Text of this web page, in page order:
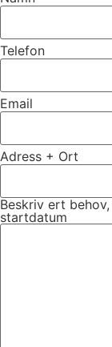
Telefon
Email
Adress + Ort
Beskriv ert
startdatum